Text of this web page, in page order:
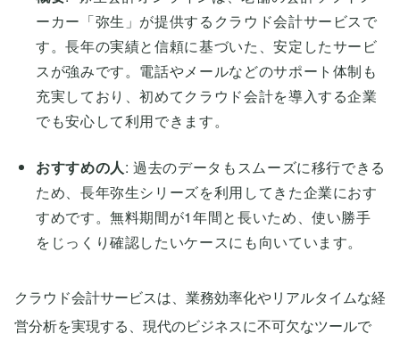
ーカー「弥生」が提供するクラウド会計サービスで
す。長年の実績と信頼に基づいた、安定したサービ
スが強みです。電話やメールなどのサポート体制も
充実しており、初めてクラウド会計を導入する企業
でも安心して利用できます。
おすすめの人: 過去のデータもスムーズに移行できる
ため、長年弥生シリーズを利用してきた企業におす
すめです。無料期間が1年間と長いため、使い勝手
をじっくり確認したいケースにも向いています。
クラウド会計サービスは、業務効率化やリアルタイムな経
営分析を実現する、現代のビジネスに不可欠なツールで